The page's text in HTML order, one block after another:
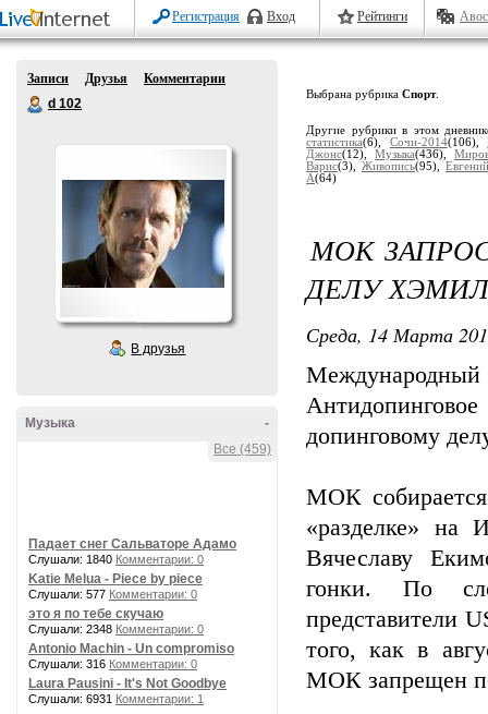
Регистрация Вход Рейтинги
Записи Друзья
Комментарии
d 102
В друзья
-
Музыка
Все (459)
Падает снег Сальваторе Адамо
Слушали: 1840 Комментарии: 0
Katie Melua - Piece by piece
Слушали: 577 Комментарии: 0
это я по тебе скучаю
Слушали: 2348 Комментарии: 0
Antonio Machin - Un compromiso
Слушали: 316 Комментарии: 0
Laura Pausini - It's Not Goodbye
Слушали: 6931 Комментарии: 1
Выбрана рубрика Спорт.
Другие рубрики в этом
статистика(6), Сочи-2014(106),
Джонс(12), Музыка(436),
Варис(3), Живопись(95),
А(64)
МОК
ДЕЛУ
Среда, 14 Марта
Международный
допинговому
МОК
«разделке» на
Вячеславу
гонки. По
представители
того, как в
МОК запрещен